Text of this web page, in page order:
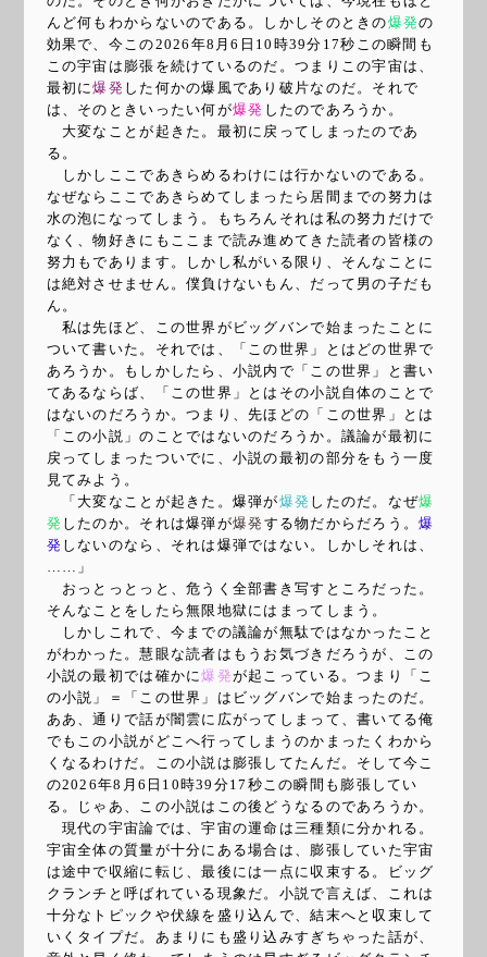
んど何もわからないのである。しかしそのときの爆発の
効果で、今この2026年8月6日10時39分17秒 この瞬間も
この宇宙は膨張を続けているのだ。つまりこの宇宙は、
最初に爆発 した何かの爆風であり破片なのだ。それで
は、そのときいったい何が爆発 したのであろうか。
大変なことが起きた。最初に戻ってしまったのであ
る。
しかしここであきらめるわけには行かないのである。
なぜならここであきらめてしまったら居間までの努力は
水の泡になってしまう。もちろんそれは私の努力だけで
なく、物好きにもここまで読み進めてきた読者の皆様の
努力もであります。しかし私がいる限り、そんなことに
は絶対させません。僕負けないもん、だって男の子だも
ん。
私は先ほど、この世界がビッグバンで始まったことに
ついて書いた。それでは、「この世界」とはどの世界で
あろうか。もしかしたら、小説内で「この世界」と書い
てあるならば、「この世界」とはその小説自体のことで
はないのだろうか。つまり、先ほどの「この世界」とは
「この小説」のことではないのだろうか。議論が最初に
戻ってしまったついでに、小説の最初の部分をもう一度
見てみよう。
「大変なことが起きた。爆弾が爆発 したのだ。なぜ爆
発 したのか。それは爆弾が爆発 する物だからだろう。爆
発 しないのなら、それは爆弾ではない。しかしそれは、
……」
おっとっとっと、危うく全部書き写すところだった。
そんなことをしたら無限地獄にはまってしまう。
しかしこれで、今までの議論が無駄ではなかったこと
がわかった。慧眼な読者はもうお気づきだろうが、この
小説の最初では確かに爆発が起こっている。つまり「こ
の小説」＝「この世界」はビッグバンで始まったのだ。
ああ、通りで話が闇雲に広がってしまって、書いてる俺
でもこの小説がどこへ行ってしまうのかまったくわから
くなるわけだ。この小説は膨張してたんだ。そして今こ
の2026年8月6日10時39分17秒この瞬間も膨張してい
る。じゃあ、この小説はこの後どうなるのであろうか。
現代の宇宙論では、宇宙の運命は三種類に分かれる。
宇宙全体の質量が十分にある場合は、膨張していた宇宙
は途中で収縮に転じ、最後には一点に収束する。ビッグ
クランチと呼ばれている現象だ。小説で言えば、これは
十分なトピックや伏線を盛り込んで、結末へと収束して
いくタイプだ。あまりにも盛り込みすぎちゃった話が、